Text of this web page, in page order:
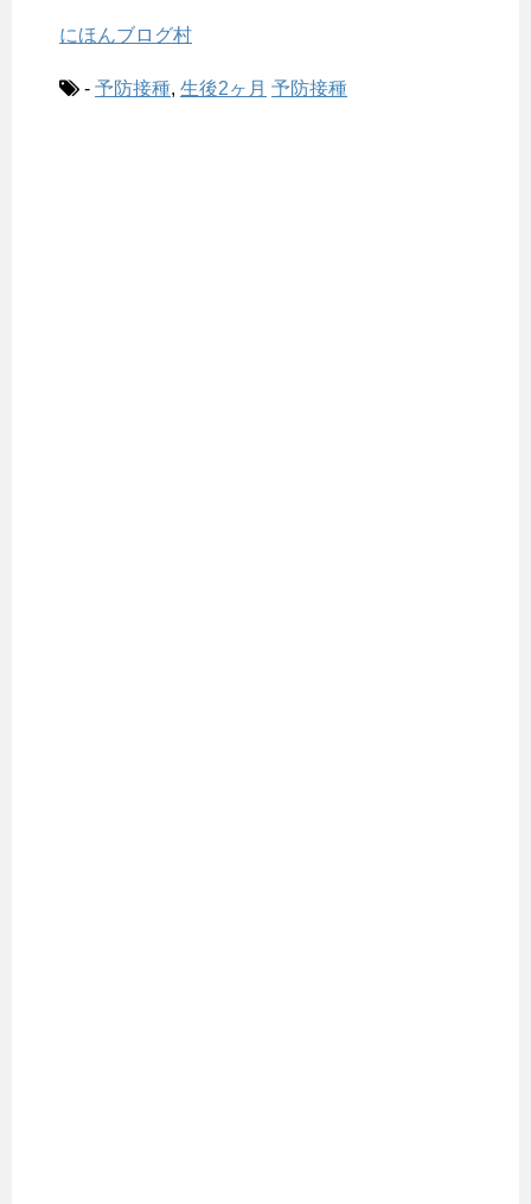
にほんブログ村
- 予防接種, 生後2ヶ月 予防接種